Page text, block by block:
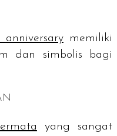
anniversarymemiliki
dan simbolis bagi
yang sangat